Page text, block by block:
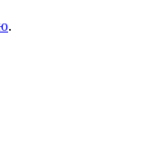
.